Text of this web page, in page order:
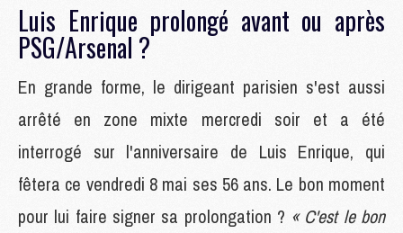
Luis Enrique prolongé avant ou après
PSG/Arsenal ?
En grande forme, le dirigeant parisien s'est aussi
arrêté en zone mixte mercredi soir et a été
interrogé sur l'anniversaire de Luis Enrique, qui
fêtera ce vendredi 8 mai ses 56 ans. Le bon moment
pour lui faire signer sa prolongation ? « C'est le bon